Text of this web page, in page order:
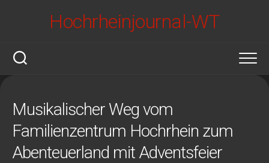
Hochrheinjournal-WT
Musikalischer Weg vom
Familienzentrum Hochrhein zum
Abenteuerland mit Adventsfeier